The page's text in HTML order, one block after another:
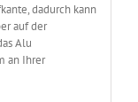
dadurch kann
auf der
Alu
an Ihrer